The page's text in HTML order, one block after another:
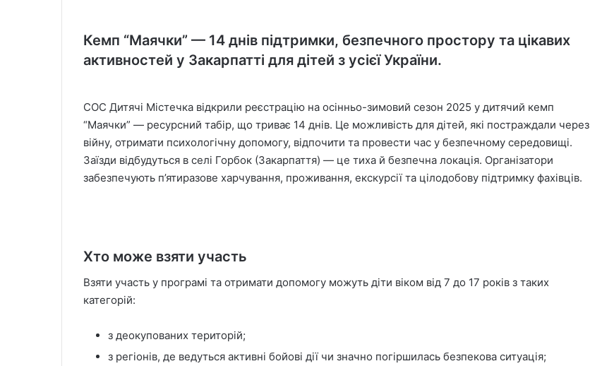
Кемп “Маячки” — 14 днів підтримки, безпечного простору та цікавих
активностей у Закарпатті для дітей з усієї України.
СОС Дитячі Містечка відкрили реєстрацію на осінньо-зимовий сезон 2025 у дитячий кемп
“Маячки” — ресурсний табір, що триває 14 днів. Це можливість для дітей, які постраждали через
війну, отримати психологічну допомогу, відпочити та провести час у безпечному середовищі.
Заїзди відбудуться в селі Горбок (Закарпаття) — це тиха й безпечна локація. Організатори
забезпечують п’ятиразове харчування, проживання, екскурсії та цілодобову підтримку фахівців.
Хто може взяти участь
Взяти участь у програмі та отримати допомогу можуть діти віком від 7 до 17 років з таких
категорій:
з деокупованих територій;
з регіонів, де ведуться активні бойові дії чи значно погіршилась безпекова ситуація;